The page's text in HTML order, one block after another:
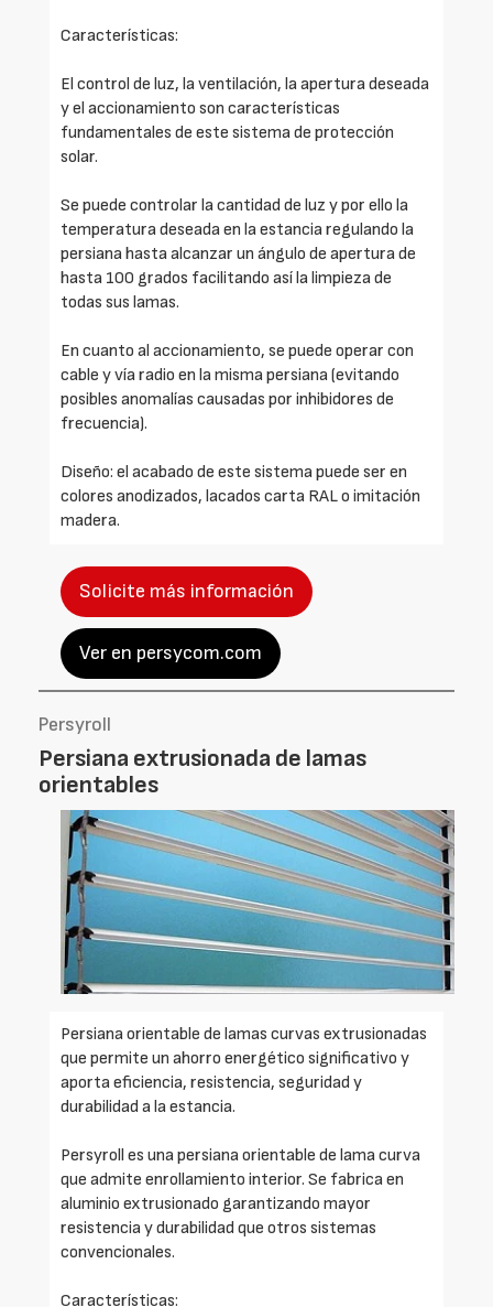
Características:
El control de luz, la ventilación, la apertura deseada
y el accionamiento son características
fundamentales de este sistema de protección
solar.
Se puede controlar la cantidad de luz y por ello la
temperatura deseada en la estancia regulando la
persiana hasta alcanzar un ángulo de apertura de
hasta 100 grados facilitando así la limpieza de
todas sus lamas.
En cuanto al accionamiento, se puede operar con
cable y vía radio en la misma persiana (evitando
posibles anomalías causadas por inhibidores de
frecuencia).
Diseño: el acabado de este sistema puede ser en
colores anodizados, lacados carta RAL o imitación
madera.
Solicite más información
Ver en persycom.com
Persyroll
Persiana extrusionada de lamas
orientables
Persiana orientable de lamas curvas extrusionadas
que permite un ahorro energético significativo y
aporta eficiencia, resistencia, seguridad y
durabilidad a la estancia.
Persyroll es una persiana orientable de lama curva
que admite enrollamiento interior. Se fabrica en
aluminio extrusionado garantizando mayor
resistencia y durabilidad que otros sistemas
convencionales.
Características: